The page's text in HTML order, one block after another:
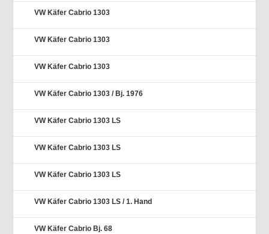
VW Käfer Cabrio 1303
VW Käfer Cabrio 1303
VW Käfer Cabrio 1303
VW Käfer Cabrio 1303 / Bj. 1976
VW Käfer Cabrio 1303 LS
VW Käfer Cabrio 1303 LS
VW Käfer Cabrio 1303 LS
VW Käfer Cabrio 1303 LS / 1. Hand
VW Käfer Cabrio Bj. 68